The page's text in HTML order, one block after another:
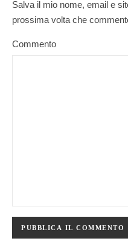
Salva il mio nome, email e
prossima volta che
Commento